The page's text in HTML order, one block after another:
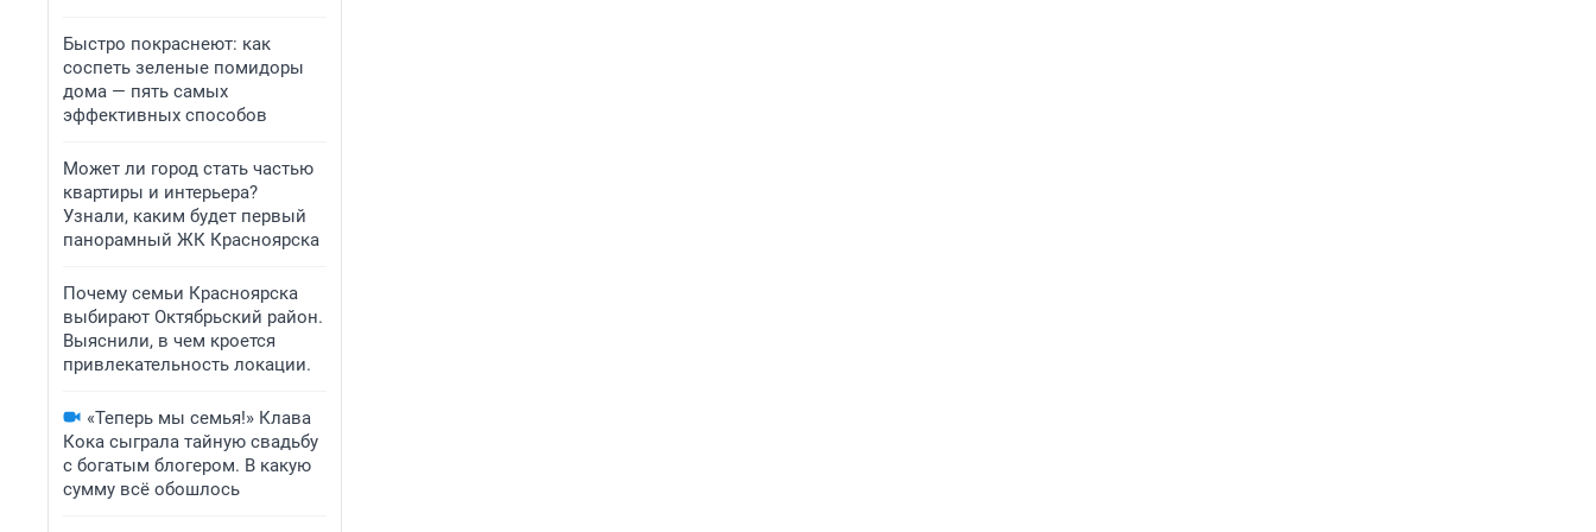
Быстро покраснеют: как
соспеть зеленые помидоры
дома — пять самых
эффективных способов
Может ли город стать частью
квартиры и интерьера?
Узнали, каким будет первый
панорамный ЖК Красноярска
Почему семьи Красноярска
выбирают Октябрьский район.
Выяснили, в чем кроется
привлекательность локации.
«Теперь мы семья!» Клава
Кока сыграла тайную свадьбу
с богатым блогером. В какую
сумму всё обошлось